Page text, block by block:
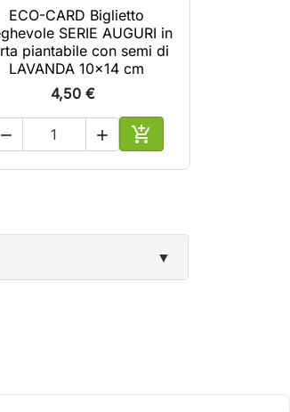
ECO-CARD Biglietto
SERIE AUGURI in
piantabile con semi di
LAVANDA 10x14 cm
4,50 €
  
Aggiungi al carrello
▼